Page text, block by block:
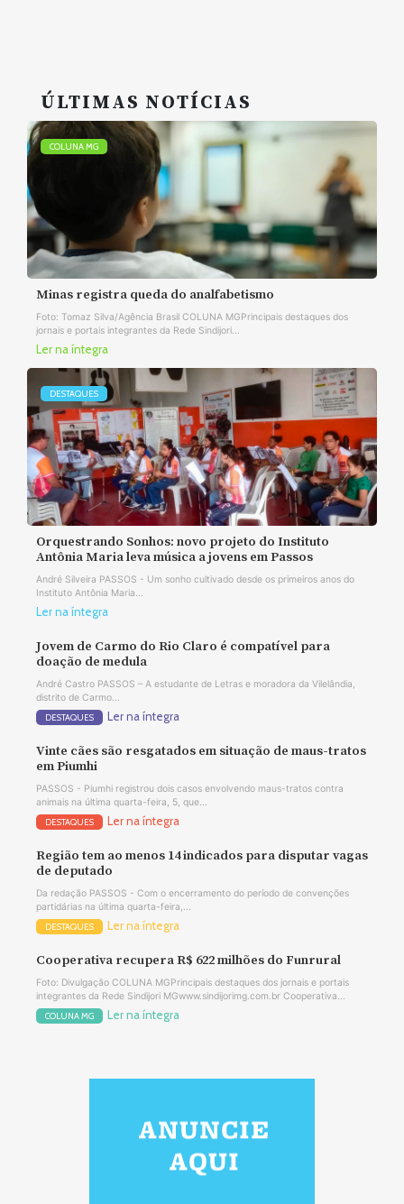
ÚLTIMAS NOTÍCIAS
COLUNA MG
Minas registra queda do analfabetismo
Foto: Tomaz Silva/Agência Brasil COLUNA MGPrincipais destaques dos
jornais e portais integrantes da Rede Sindijori...
Ler na íntegra
DESTAQUES
Orquestrando Sonhos: novo projeto do Instituto
Antônia Maria leva música a jovens em Passos
André Silveira PASSOS - Um sonho cultivado desde os primeiros anos do
Instituto Antônia Maria...
Ler na íntegra
Jovem de Carmo do Rio Claro é compatível para
doação de medula
André Castro PASSOS – A estudante de Letras e moradora da Vilelândia,
distrito de Carmo...
DESTAQUES Ler na íntegra
Vinte cães são resgatados em situação de maus-tratos
em Piumhi
PASSOS - Piumhi registrou dois casos envolvendo maus-tratos contra
animais na última quarta-feira, 5, que...
DESTAQUES Ler na íntegra
Região tem ao menos 14 indicados para disputar vagas
de deputado
Da redação PASSOS - Com o encerramento do período de convenções
partidárias na última quarta-feira,...
DESTAQUES Ler na íntegra
Cooperativa recupera R$ 622 milhões do Funrural
Foto: Divulgação COLUNA MGPrincipais destaques dos jornais e portais
integrantes da Rede Sindijori MGwww.sindijorimg.com.br Cooperativa...
COLUNA MG Ler na íntegra